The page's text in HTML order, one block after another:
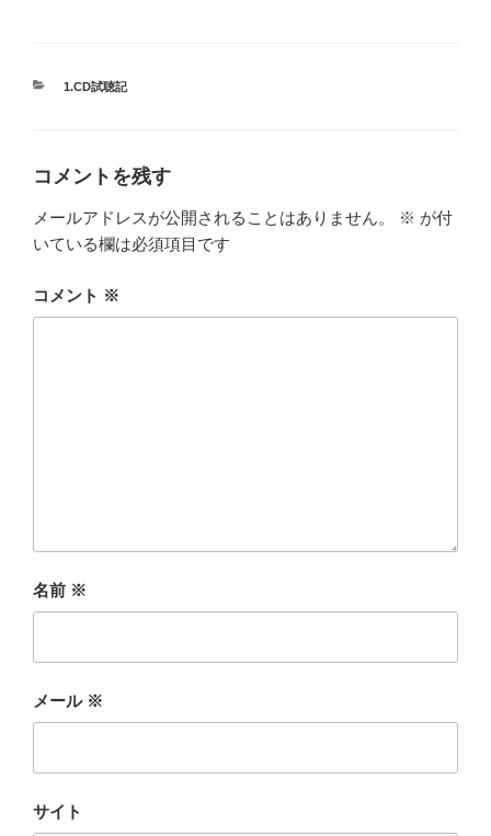
カ
1.CD試聴記
コメントを残す
メールアドレスが公開されることはありません。 ※ が付
いている欄は必須項目です
コメント ※
名前 ※
メール ※
サイト